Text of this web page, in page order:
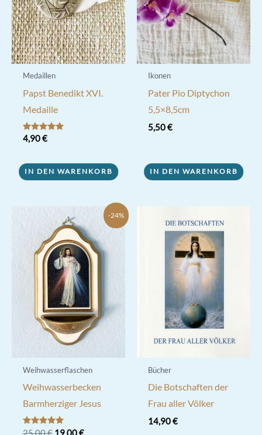
Medaillen
Papst Benedikt XVI.
Medaille
Bewertet mit
5.00
4,90€
IN DEN WARENKORB
Ikonen
Pater Pio Diptychon
5,5×8,5cm
5,50€
IN DEN WARENKORB
-24%
Weihwasserflaschen
Weihwasserbecken
Barmherziger Jesus
Bewertet mit
25,00€ Ursprünglicher
19,00€Aktueller
Bücher
Die Botschaften der
Frau aller Völker
14,90€